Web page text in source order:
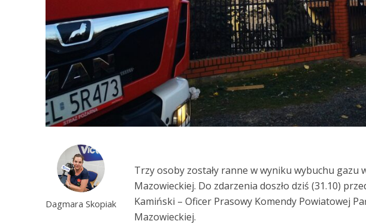
Dagmara Skopiak
Trzy osoby zostały ranne w wyniku wybuchu gazu
Mazowieckiej. Do zdarzenia doszło dziś (31.10)
Kamiński – Oficer Prasowy Komendy Powiatowej
Mazowieckiej.